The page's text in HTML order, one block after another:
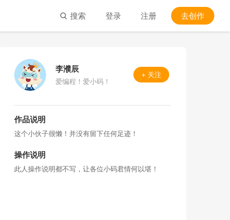
搜索 登录 注册 去创作
李濮辰
爱编程！爱小码！
+ 关注
作品说明
这个小伙子很懒！并没有留下任何足迹！
操作说明
此人操作说明都不写，让各位小码君情何以堪！